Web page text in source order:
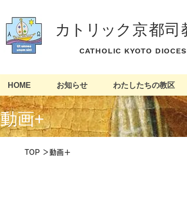
カトリッ ク京都司
CATHOLIC KYOTO
HOME お知らせ わたしたちの教区
​動画+
​TOP ＞動画＋